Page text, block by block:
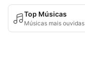
Top Músicas
Músicas mais ouvidas